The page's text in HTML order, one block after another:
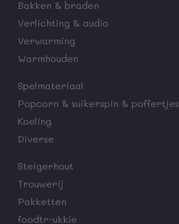
Bakken & braden
Verlichting & audio
Verwarming
Warmhouden
Spelmateriaal
Popcorn & suikerspin & poffertjes
Koeling
Diverse
Steigerhout
Trouwerij
Pakketten
foodtr-ukkie